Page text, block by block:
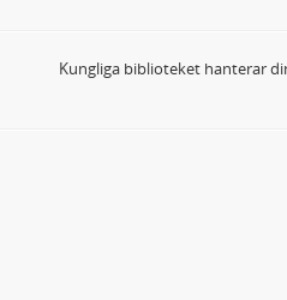
Kungliga biblioteket hanterar